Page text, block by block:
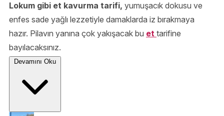
Lokum gibi et kavurma tarifi, yumuşacık dokusu ve
enfes sade yağlı lezzetiyle damaklarda iz bırakmaya
hazır. Pilavın yanına çok yakışacak bu et tarifine
bayılacaksınız.
Devamını Oku